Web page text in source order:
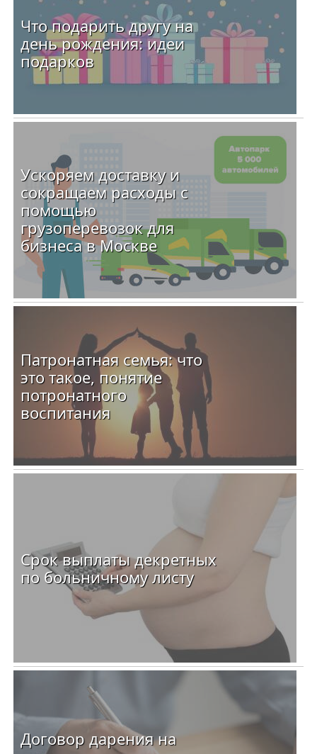
Что подарить другу на
день рождения: идеи
подарков
Ускоряем доставку и
сокращаем расходы с
помощью
грузоперевозок для
бизнеса в Москве
Патронатная семья: что
это такое, понятие
потронатного
воспитания
Срок выплаты декретных
по больничному листу
Договор дарения на